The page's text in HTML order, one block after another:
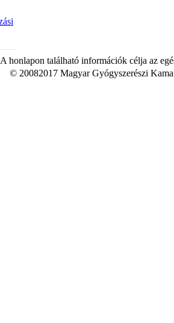
A honlapon található információk célja az
© 20082017 Magyar Gyógyszerészi